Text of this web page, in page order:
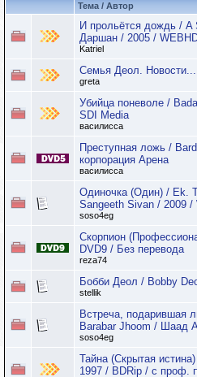
Тема / Автор
И прольётся дождь /
Даршан / 2005 /
Katriel
Семья Деол. Новости...
greta
Убийца поневоле /
SDI Media
василисса
Преступная ложь /
корпорация Арена
василисса
Одиночка (Один) / Ek.
Sangeeth Sivan / 2009 /
soso4eg
Скорпион
DVD9 / Без перевода
reza74
Бобби Деол / Bobby
stellik
Встреча, подарившая
Barabar Jhoom / Шаад
soso4eg
Тайна (Скрытая
1997 / BDRip / с проф.